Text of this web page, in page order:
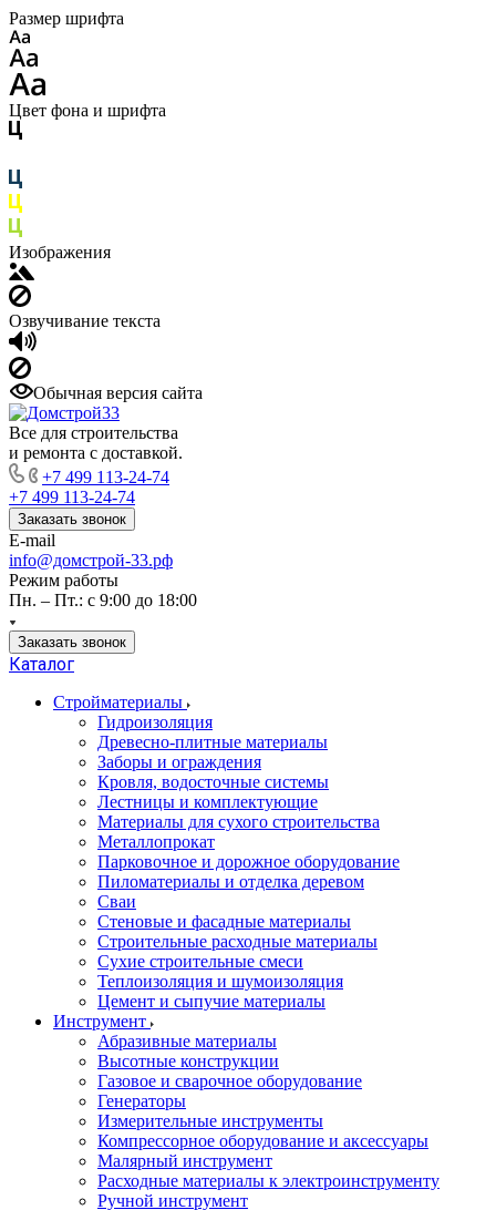
Размер шрифта
Цвет фона и шрифта
Изображения
Озвучивание текста
Обычная версия сайта
Все для строительства
и ремонта с доставкой.
+7 499 113-24-74
+7 499 113-24-74
Заказать звонок
E-mail
info@домстрой-33.рф
Режим работы
Пн. – Пт.: с 9:00 до 18:00
Заказать звонок
Каталог
Стройматериалы
Гидроизоляция
Древесно-плитные материалы
Заборы и ограждения
Кровля, водосточные системы
Лестницы и комплектующие
Материалы для сухого строительства
Металлопрокат
Парковочное и дорожное оборудование
Пиломатериалы и отделка деревом
Сваи
Стеновые и фасадные материалы
Строительные расходные материалы
Сухие строительные смеси
Теплоизоляция и шумоизоляция
Цемент и сыпучие материалы
Инструмент
Абразивные материалы
Высотные конструкции
Газовое и сварочное оборудование
Генераторы
Измерительные инструменты
Компрессорное оборудование и аксессуары
Малярный инструмент
Расходные материалы к электроинструменту
Ручной инструмент